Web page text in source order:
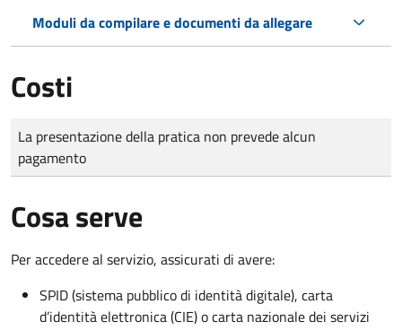
Moduli da compilare e documenti da allegare
Costi
Tipo di pagamento
Importo
La presentazione della pratica non prevede alcun
pagamento
Cosa serve
Per accedere al servizio, assicurati di avere:
SPID (sistema pubblico di identità digitale), carta
d’identità elettronica (CIE) o carta nazionale dei servizi